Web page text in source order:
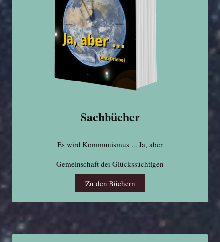
Sachbücher
Es wird Kommunismus ... Ja, aber
Gemeinschaft der Glückssüchtigen
Zu den Büchern